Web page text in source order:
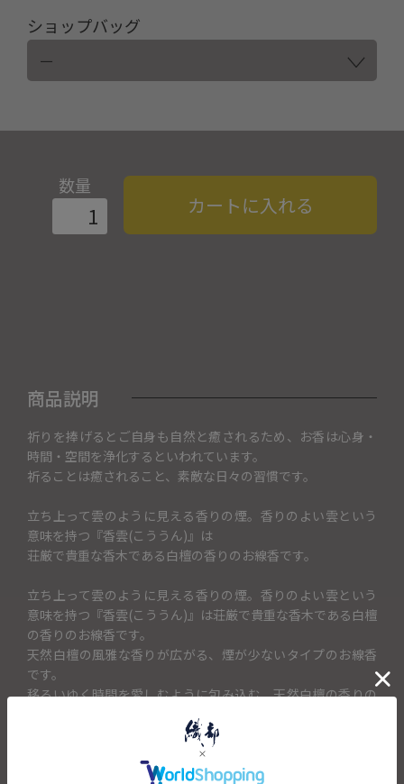
ショップバッグ
数量
カートに入れる
商品説明
祈りを捧げるとご自身も自然と癒されるため、お香は心身・
時間・空間を浄化するといわれています。
祈ることは癒されること、素敵な日々の習慣です。
立ち上って雲のように見える香りの煙。香りのよい雲という
意味を持つ『香雲(こううん)』は
荘厳で貴重な香木である白檀の香りのお線香です。
立ち上って雲のように見える香りの煙。香りのよい雲という
意味を持つ『香雲(こううん)』は荘厳で貴重な香木である白檀
の香りのお線香です。
天然白檀の風雅な香りが広がる、煙が少ないタイプのお線香
です。
移ろいゆく時間を愛しむように包み込む、天然白檀の香りの
箱入りなのでご自宅使いはもちろん、訃報のお知らせが届い
たら、葬儀や法事などのご供養に、お悔やみの気持ちにお線